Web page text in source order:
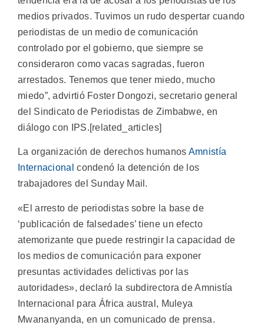
medios privados. Tuvimos un rudo despertar cuando
periodistas de un medio de comunicación
controlado por el gobierno, que siempre se
consideraron como vacas sagradas, fueron
arrestados. Tenemos que tener miedo, mucho
miedo”, advirtió Foster Dongozi, secretario general
del Sindicato de Periodistas de Zimbabwe, en
diálogo con IPS.[related_articles]
La organización de derechos humanos Amnistía
Internacional condenó la detención de los
trabajadores del Sunday Mail.
«El arresto de periodistas sobre la base de
‘publicación de falsedades’ tiene un efecto
atemorizante que puede restringir la capacidad de
los medios de comunicación para exponer
presuntas actividades delictivas por las
autoridades», declaró la subdirectora de Amnistía
Internacional para África austral, Muleya
Mwananyanda, en un comunicado de prensa.